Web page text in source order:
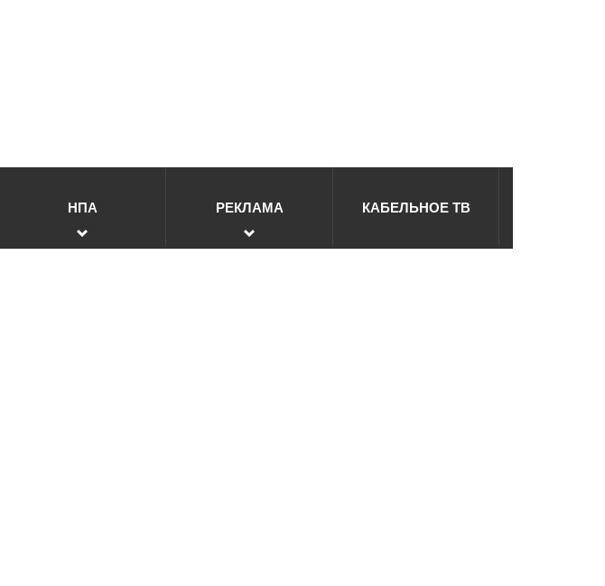
НПА РЕКЛАМА КАБЕЛЬНОЕ ТВ